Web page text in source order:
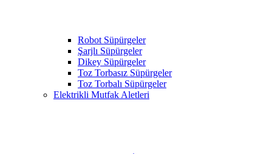
Robot Süpürgeler
Şarjlı Süpürgeler
Dikey Süpürgeler
Toz Torbasız Süpürgeler
Toz Torbalı Süpürgeler
Elektrikli Mutfak Aletleri